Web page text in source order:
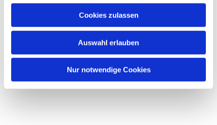
Cookies zulassen
Auswahl erlauben
Nur notwendige Cookies